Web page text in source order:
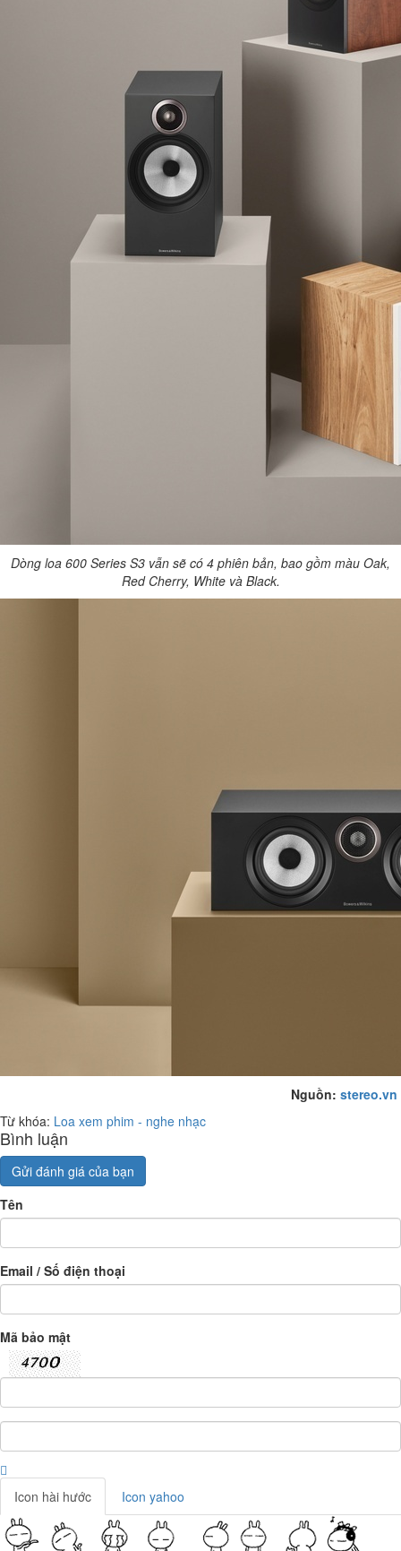
Dòng loa 600 Series S3 vẫn sẽ có 4 phiên bản, bao gồm màu Oak,
Red Cherry, White và Black.
Nguồn: stereo.vn
Từ khóa: Loa xem phim - nghe nhạc
Bình luận
Gửi đánh giá của bạn
Tên
Email / Số điện thoại
Mã bảo mật
Icon hài hước Icon yahoo